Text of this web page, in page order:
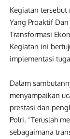
Kegiatan tersebut
Yang Proaktif
Transformasi
Kegiatan ini
implementasi
Dalam
menyampaikan
prestasi dan
Polri. “Teruslah
sebagaimana